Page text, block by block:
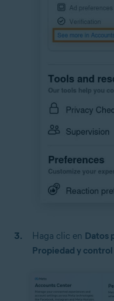
Haga clic en Datos
Propiedad y